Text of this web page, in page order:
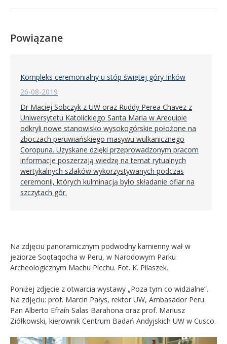
Powiązane
Kompleks ceremonialny u stóp świętej góry Inków
26-08-2019
Dr Maciej Sobczyk z UW oraz Ruddy Perea Chavez z
Uniwersytetu Katolickiego Santa Maria w Arequipie
odkryli nowe stanowisko wysokogórskie położone na
zboczach peruwiańskiego masywu wulkanicznego
Coropuna. Uzyskane dzięki przeprowadzonym pracom
informacje poszerzają wiedzę na temat rytualnych
wertykalnych szlaków wykorzystywanych podczas
ceremonii, których kulminacją było składanie ofiar na
szczytach gór.
Na zdjęciu panoramicznym podwodny kamienny wał w
jeziorze Soqtaqocha w Peru, w Narodowym Parku
Archeologicznym Machu Picchu. Fot. K. Pilaszek.
Poniżej zdjęcie z otwarcia wystawy „Poza tym co widzialne”.
Na zdjęciu: prof. Marcin Pałys, rektor UW, Ambasador Peru
Pan Alberto Efraín Salas Barahona oraz prof. Mariusz
Ziółkowski, kierownik Centrum Badań Andyjskich UW w Cusco.